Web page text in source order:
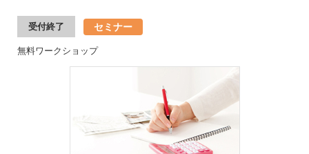
受付終了 セミナー
無料ワークショップ